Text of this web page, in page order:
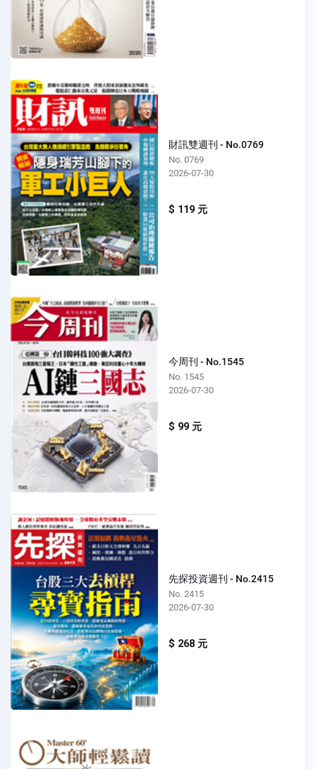
財訊雙週刊 - No.0769
No. 0769
2026-07-30
$ 119 元
今周刊 - No.1545
No. 1545
2026-07-30
$ 99 元
先探投資週刊 - No.2415
No. 2415
2026-07-30
$ 268 元